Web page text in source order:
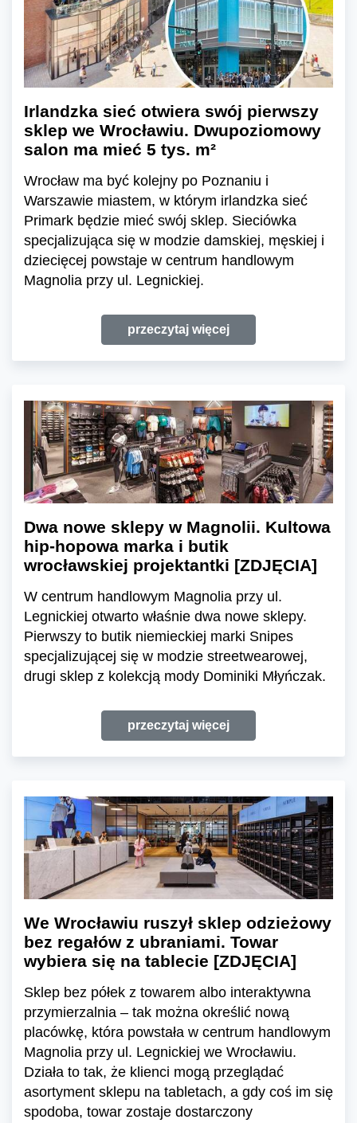
Irlandzka sieć otwiera swój pierwszy
sklep we Wrocławiu. Dwupoziomowy
salon ma mieć 5 tys. m²
Wrocław ma być kolejny po Poznaniu i
Warszawie miastem, w którym irlandzka sieć
Primark będzie mieć swój sklep. Sieciówka
specjalizująca się w modzie damskiej, męskiej i
dziecięcej powstaje w centrum handlowym
Magnolia przy ul. Legnickiej.
przeczytaj więcej
Dwa nowe sklepy w Magnolii. Kultowa
hip-hopowa marka i butik
wrocławskiej projektantki [ZDJĘCIA]
W centrum handlowym Magnolia przy ul.
Legnickiej otwarto właśnie dwa nowe sklepy.
Pierwszy to butik niemieckiej marki Snipes
specjalizującej się w modzie streetwearowej,
drugi sklep z kolekcją mody Dominiki Młyńczak.
przeczytaj więcej
We Wrocławiu ruszył sklep odzieżowy
bez regałów z ubraniami. Towar
wybiera się na tablecie [ZDJĘCIA]
Sklep bez półek z towarem albo interaktywna
przymierzalnia – tak można określić nową
placówkę, która powstała w centrum handlowym
Magnolia przy ul. Legnickiej we Wrocławiu.
Działa to tak, że klienci mogą przeglądać
asortyment sklepu na tabletach, a gdy coś im się
spodoba, towar zostaje dostarczony